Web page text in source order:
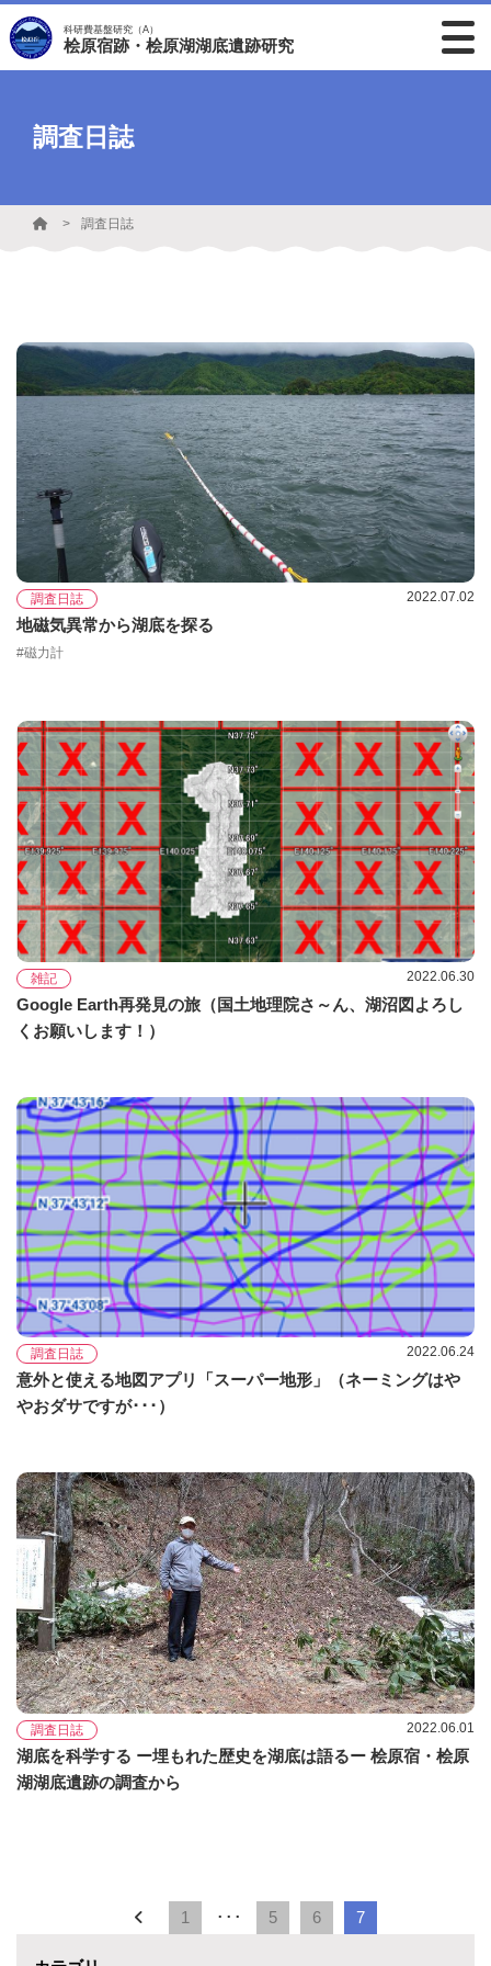
科研費基盤研究（A）
桧原宿跡・桧原湖湖底遺跡研究
調査日誌
調査日誌
調査日誌 2022.07.02
地磁気異常から湖底を探る
#磁力計
雑記 2022.06.30
Google Earth再発見の旅（国土地理院さ～ん、湖沼図よろし
くお願いします！）
調査日誌 2022.06.24
意外と使える地図アプリ「スーパー地形」（ネーミングはや
やおダサですが･･･）
調査日誌 2022.06.01
湖底を科学する ー埋もれた歴史を湖底は語るー 桧原宿・桧原
湖湖底遺跡の調査から
1 ･･･ 5 6 7